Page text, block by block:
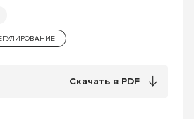
Скачать в PDF